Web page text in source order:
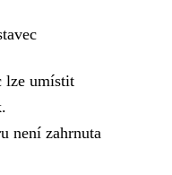
lze umístit
není zahrnuta